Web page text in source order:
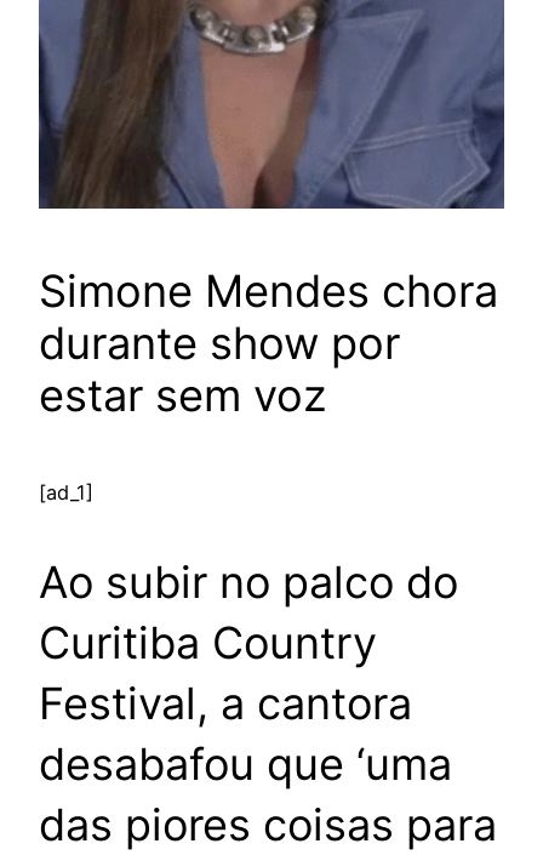
Simone Mendes chora
durante show por
estar sem voz
[ad_1]
Ao subir no palco do
Curitiba Country
Festival, a cantora
desabafou que ‘uma
das piores coisas para